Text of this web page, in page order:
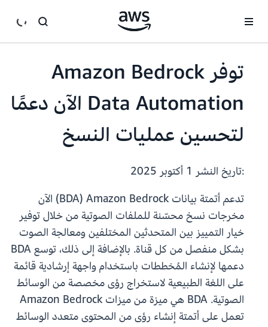
توفر Amazon Bedrock
Data Automation الآن دعمًا
لتحسين عمليات النسخ
:تاريخ النشر
تدعم أتمتة بيانات Amazon Bedrock‏ (BDA) الآن
مخرجات نسخ محسّنة للملفات الصوتية من خلال توفير
خيار التمييز بين المتحدثين المختلفين ومعالجة الصوت
بشكل منفصل من كل قناة. بالإضافة إلى ذلك، توسع BDA
دعمها لإنشاء المُخططات باستخدام واجهة إرشادية قائمة
على اللغة الطبيعية لاستخراج رؤى مخصصة من الوسائط
الصوتية. BDA هي ميزة من ميزات Amazon Bedrock
تعمل على أتمتة إنشاء رؤى من المحتوى متعدد الوسائط